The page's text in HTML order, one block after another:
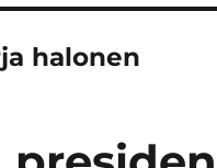
halonen